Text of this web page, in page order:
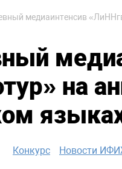
медиаинтенсив
на
Конкурс Новости